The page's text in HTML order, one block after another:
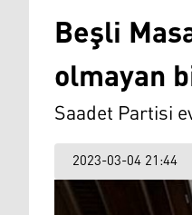
Beşli
olmayan
Saadet Partisi
2023-03-04 21:44